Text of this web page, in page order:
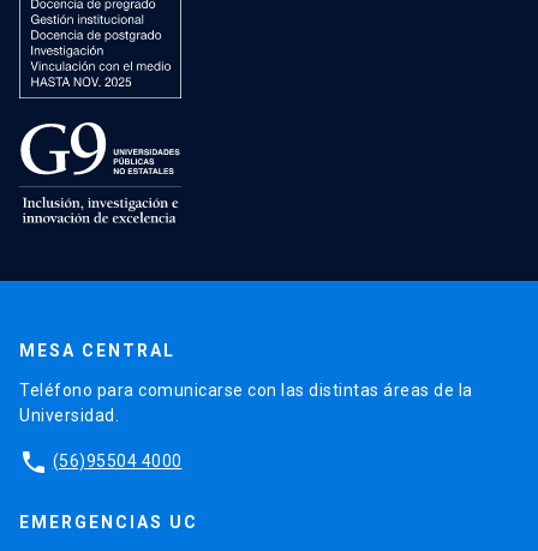
MESA CENTRAL
Teléfono para comunicarse con las distintas áreas de la
Universidad.
phone (56)95504 4000
EMERGENCIAS UC